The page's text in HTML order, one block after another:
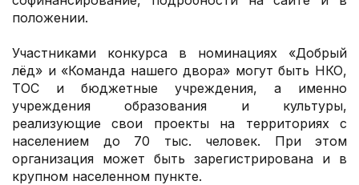
положении.
Участниками конкурса в номинациях «Добрый
лёд» и «Команда нашего двора» могут быть НКО,
ТОС и бюджетные учреждения, а именно
учреждения образования и культуры,
реализующие свои проекты на территориях с
населением до 70 тыс. человек. При этом
организация может быть зарегистрирована и в
крупном населенном пункте.